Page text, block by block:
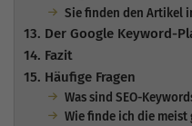
Sie finden den Artikel
13. Der Google Keyword-
14. Fazit
15. Häufige Fragen
Was sind SEO-
Wie finde ich die meist